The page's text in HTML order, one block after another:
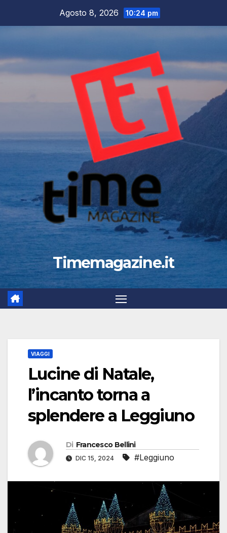
Agosto 8, 2026 10:24 pm
Timemagazine.it
VIAGGI
Lucine di Natale,
l’incanto torna a
splendere a Leggiuno
Di Francesco Bellini
DIC 15, 2024 #Leggiuno